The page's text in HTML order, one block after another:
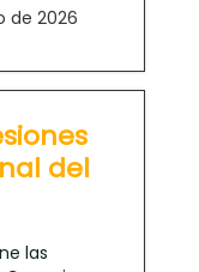
de 2026
del
las